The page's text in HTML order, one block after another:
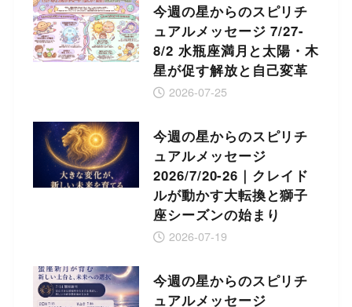
今週の星からのスピリチ
ュアルメッセージ 7/27-
8/2 水瓶座満月と太陽・木
星が促す解放と自己変革
2026-07-25
今週の星からのスピリチ
ュアルメッセージ
2026/7/20-26｜クレイド
ルが動かす大転換と獅子
座シーズンの始まり
2026-07-19
今週の星からのスピリチ
ュアルメッセージ